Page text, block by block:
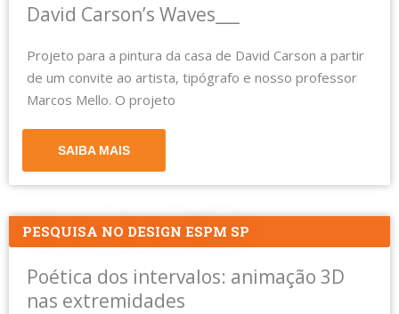
David Carson’s Waves___
Projeto para a pintura da casa de David Carson a partir
de um convite ao artista, tipógrafo e nosso professor
Marcos Mello. O projeto
SAIBA MAIS
PESQUISA NO DESIGN ESPM SP
Poética dos intervalos: animação 3D
nas extremidades